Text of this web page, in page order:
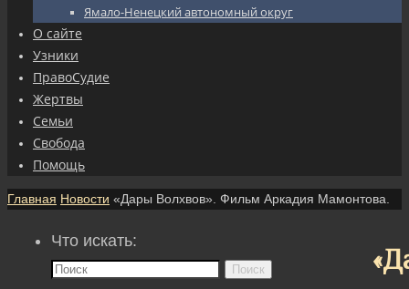
Ямало-Ненецкий автономный округ
О сайте
Узники
ПравоСудие
Жертвы
Семьи
Свобода
Помощь
Главная Новости «Дары Волхвов». Фильм Аркадия Мамонтова.
Что искать:
Поиск